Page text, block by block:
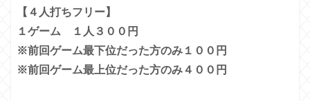
【４人打ちフリー】
１ゲーム １人３００円
※前回ゲーム最下位だった方のみ１００円
※前回ゲーム最上位だった方のみ４００円